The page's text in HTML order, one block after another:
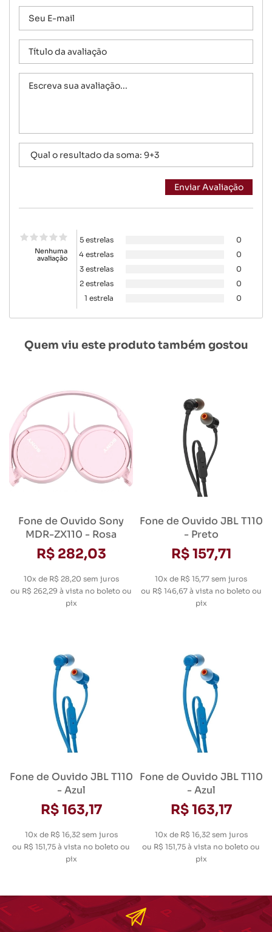
Nenhuma
avaliação
5 estrelas
0
4 estrelas
0
3 estrelas
0
2 estrelas
0
1 estrela
0
Quem viu este produto também gostou
Fone de Ouvido Sony
MDR-ZX110 - Rosa
R$ 282,03
10x de R$ 28,20 sem juros
ou R$ 262,29 à vista no boleto ou
pix
Fone de Ouvido JBL T110
- Preto
R$ 157,71
10x de R$ 15,77 sem juros
ou R$ 146,67à vista no boleto ou
pix
Fone de Ouvido JBL T110
- Azul
R$ 163,17
10x de R$ 16,32 sem juros
ou R$ 151,75 à vista no boleto ou
pix
Fone de Ouvido JBL T110
- Azul
R$ 163,17
10x de R$ 16,32 sem juros
ou R$ 151,75 à vista no boleto ou
pix